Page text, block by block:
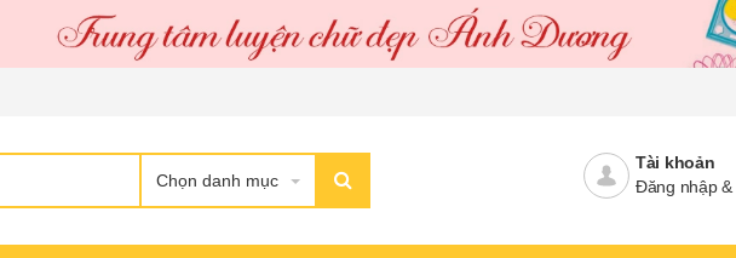
Chọn danh mục
Tài khoản
Đăng nhập&